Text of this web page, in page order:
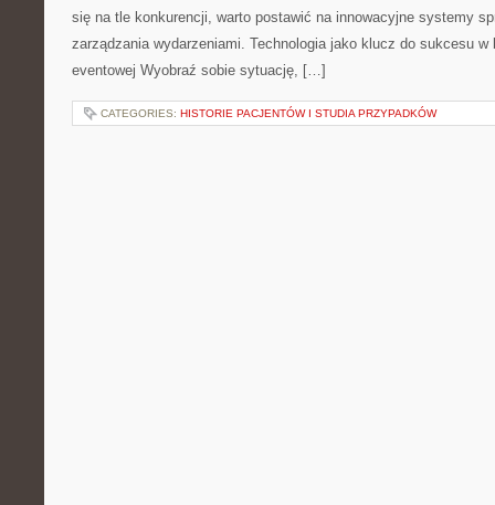
się na tle konkurencji, warto postawić na innowacyjne systemy
zarządzania wydarzeniami. Technologia jako klucz do sukcesu
eventowej Wyobraź sobie sytuację, […]
CATEGORIES: HISTORIE PACJENTÓW I STUDIA PRZYPADKÓW